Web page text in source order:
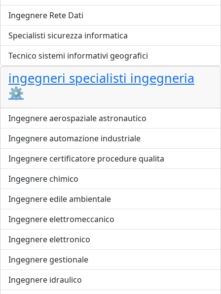
Ingegnere Rete Dati
Specialisti sicurezza informatica
Tecnico sistemi informativi geografici
ingegneri specialisti ingegneria
⚙️
Ingegnere aerospaziale astronautico
Ingegnere automazione industriale
Ingegnere certificatore procedure qualita
Ingegnere chimico
Ingegnere edile ambientale
Ingegnere elettromeccanico
Ingegnere elettronico
Ingegnere gestionale
Ingegnere idraulico